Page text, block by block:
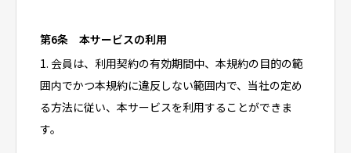
第6条 本サービスの利用
1. 会員は、利用契約の有効期間中、本規約の目的の範
囲内でかつ本規約に違反しない範囲内で、当社の定め
る方法に従い、本サービスを利用することができま
す。